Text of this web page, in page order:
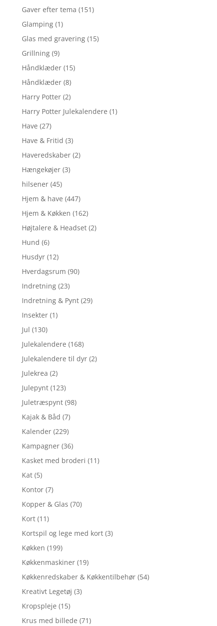
Gaver efter tema (151)
Glamping (1)
Glas med gravering (15)
Grillning (9)
Håndklæder (15)
Håndklæder (8)
Harry Potter (2)
Harry Potter Julekalendere (1)
Have (27)
Have & Fritid (3)
Haveredskaber (2)
Hængekøjer (3)
hilsener (45)
Hjem & have (447)
Hjem & Køkken (162)
Højtalere & Headset (2)
Hund (6)
Husdyr (12)
Hverdagsrum (90)
Indretning (23)
Indretning & Pynt (29)
Insekter (1)
Jul (130)
Julekalendere (168)
Julekalendere til dyr (2)
Julekrea (2)
Julepynt (123)
Juletræspynt (98)
Kajak & Båd (7)
Kalender (229)
Kampagner (36)
Kasket med broderi (11)
Kat (5)
Kontor (7)
Kopper & Glas (70)
Kort (11)
Kortspil og lege med kort (3)
Køkken (199)
Køkkenmaskiner (19)
Køkkenredskaber & Køkkentilbehør (54)
Kreativt Legetøj (3)
Kropspleje (15)
Krus med billede (71)